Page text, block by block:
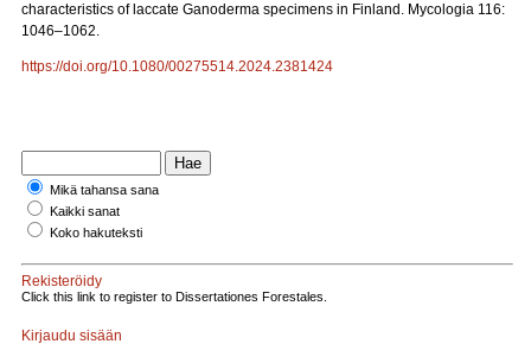
characteristics of laccate Ganoderma specimens in Finland. Mycologia 116:
1046–1062.
https://doi.org/10.1080/00275514.2024.2381424
Mikä tahansa sana
Kaikki sanat
Koko hakuteksti
Rekisteröidy
Click this link to register to Dissertationes Forestales.
Kirjaudu sisään